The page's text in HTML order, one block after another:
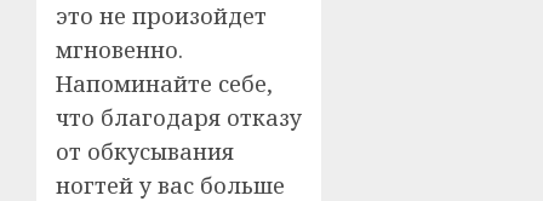
это не произойдет
мгновенно.
Напоминайте себе,
что благодаря отказу
от обкусывания
ногтей у вас больше